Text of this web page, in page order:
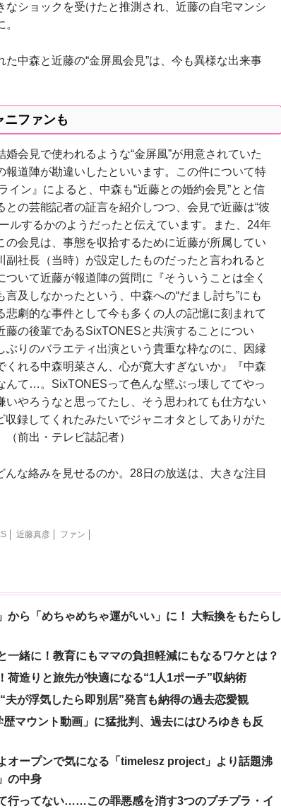
なショックを受けたと推測され、近藤の自宅マンシ
中森と近藤の“金屏風会見”は、今も異様な出来事
ニファンも
婚会見で使われるような“金屏風”が用意されていた
報道陣が勘違いしたといいます。この件について特
イン』によると、中森も“近藤との婚約会見”とと信
との芸能記者の証言を紹介しつつ、会見で近藤は“彼
ルするかのようだったと伝えています。また、24年
会見は、事態を収拾するために近藤が所属してい
社長（当時）が設定したものだったと言われると
いて近藤が報道陣の質問に『そういうことは全く
及しなかったという、中森への“だまし討ち”にも
悲劇的な事件として今も多くの人の記憶に刻まれて
藤の後輩であるSixTONESと共演することについ
ぶりのバラエティ出演という貴重な枠なのに、因縁
れる中森明菜さん、心が寛大すぎないか』『中森
んて…。SixTONESって色んな壁ぶっ壊しててやっ
いやろうなと思ってたし、そう思われても仕方ない
録してくれたみたいでジャニオタとしてありがた
前出・テレビ誌記者）
な絡みを見せるのか。28日の放送は、大きな注目
近藤真彦 ファン
から「めちゃめちゃ運がいい」に！ 大転換をもたらし
一緒に！教育にもママの負担軽減にもなるワケとは？
荷造りと旅先が快適になる“1人1ポーチ”収納術
が浮気したら即別居”発言も納得の過去恋愛観
マウント動画」に猛批判、過去にはひろゆきも反
オープンで気になる「timelesz project」より話題沸
の中身
行ってない……この罪悪感を消す3つのプチプラ・イ